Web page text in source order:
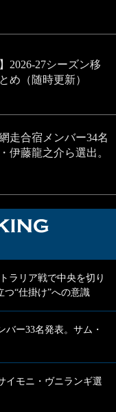
2026-27シーズン移
め（随時更新）
走合宿メンバー34名
伊藤龍之介ら選出。
ラリア戦で中央を切り
つ“仕掛け”への意識
バー33名発表。サム・
イモニ・ヴニランギ選